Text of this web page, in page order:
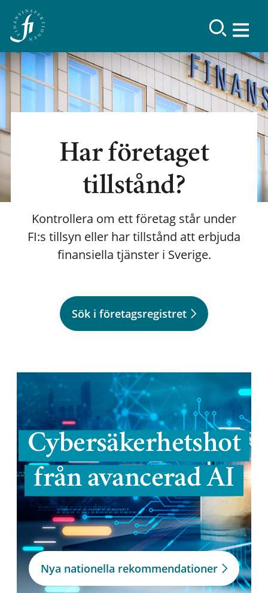
Har företaget
tillstånd?
Kontrollera om ett företag står under
FI:s tillsyn eller har tillstånd att erbjuda
finansiella tjänster i Sverige.
Sök i företagsregistret
Cybersäkerhetshot
från avancerad AI
Nya nationella rekommendationer